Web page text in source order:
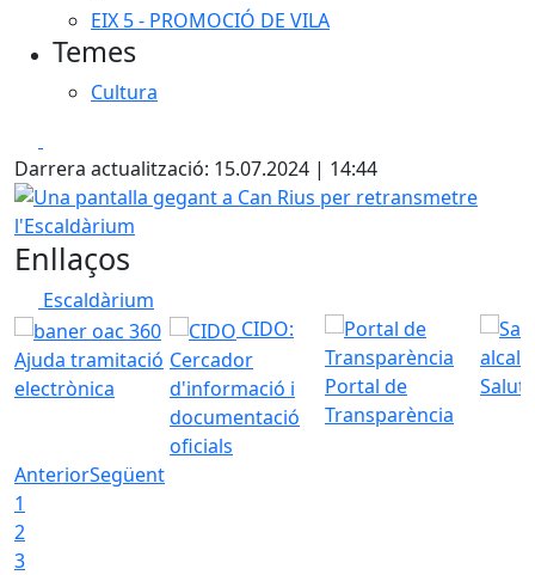
EIX 5 - PROMOCIÓ DE VILA
Temes
Cultura
Darrera actualització: 15.07.2024 | 14:44
Una pantalla gegant a Can Rius per retransmetre
Enllaços
Escaldàrium
Ajuda tramitació
electrònica
CIDO:
Cercador
d'informació i
documentació
oficials
Portal de
Transparència
AnteriorSegüent
1
2
3